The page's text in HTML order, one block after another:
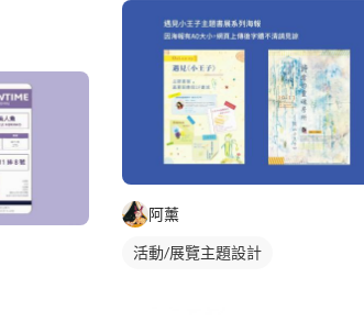
阿薰
活動/展覽主題設計